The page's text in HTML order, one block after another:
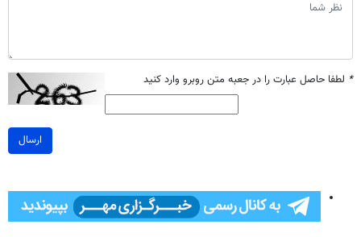
* لطفا حاصل عبارت را در جعبه متن روبرو وارد کنید
ارسال